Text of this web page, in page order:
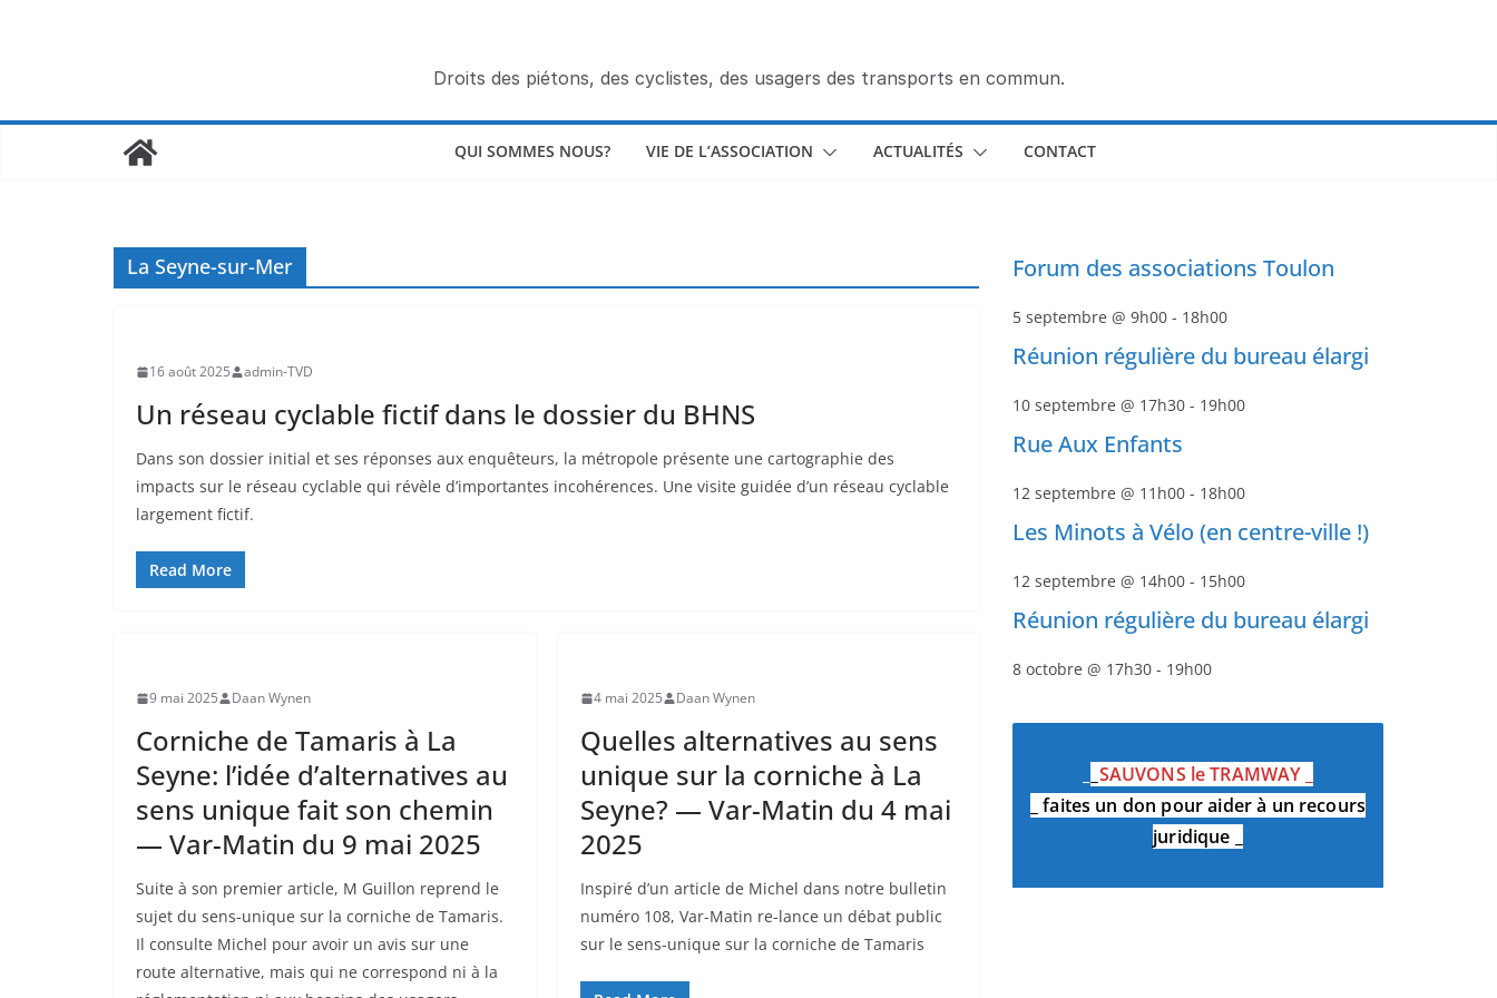
Droits des piétons, des cyclistes, des usagers des transports en commun.
QUI SOMMES NOUS? VIE DE L’ASSOCIATION ACTUALITÉS CONTACT
La Seyne-sur-Mer
16 août 2025 admin-TVD
Un réseau cyclable fictif dans le dossier du BHNS
Dans son dossier initial et ses réponses aux enquêteurs, la métropole présente une cartographie des
impacts sur le réseau cyclable qui révèle d’importantes incohérences. Une visite guidée d’un réseau cyclable
largement fictif.
Read More
9 mai 2025 Daan Wynen
Corniche de Tamaris à La
Seyne: l’idée d’alternatives au
sens unique fait son chemin
— Var-Matin du 9 mai 2025
Suite à son premier article, M Guillon reprend le
sujet du sens-unique sur la corniche de Tamaris.
Il consulte Michel pour avoir un avis sur une
route alternative, mais qui ne correspond ni à la
4 mai 2025 Daan Wynen
Quelles alternatives au sens
unique sur la corniche à La
Seyne? — Var-Matin du 4 mai
2025
Inspiré d’un article de Michel dans notre bulletin
numéro 108, Var-Matin re-lance un débat public
sur le sens-unique sur la corniche de Tamaris
Forum des associations Toulon
5 septembre @ 9h00 - 18h00
Réunion régulière du bureau élargi
10 septembre @ 17h30 - 19h00
Rue Aux Enfants
12 septembre @ 11h00 - 18h00
Les Minots à Vélo (en centre-ville !)
12 septembre @ 14h00 - 15h00
Réunion régulière du bureau élargi
8 octobre @ 17h30 - 19h00
SAUVONS le TRAMWAY_
_faites un don pour aider à un recours
juridique